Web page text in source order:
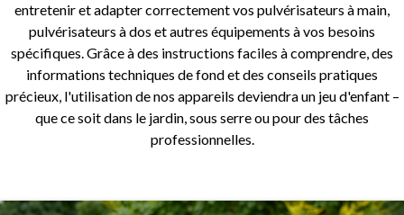
entretenir et adapter correctement vos pulvérisateurs à main,
pulvérisateurs à dos et autres équipements à vos besoins
spécifiques. Grâce à des instructions faciles à comprendre, des
informations techniques de fond et des conseils pratiques
précieux, l'utilisation de nos appareils deviendra un jeu d'enfant –
que ce soit dans le jardin, sous serre ou pour des tâches
professionnelles.